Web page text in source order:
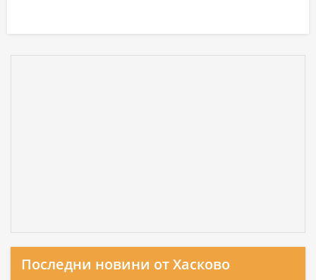
Последни новини от Хасково